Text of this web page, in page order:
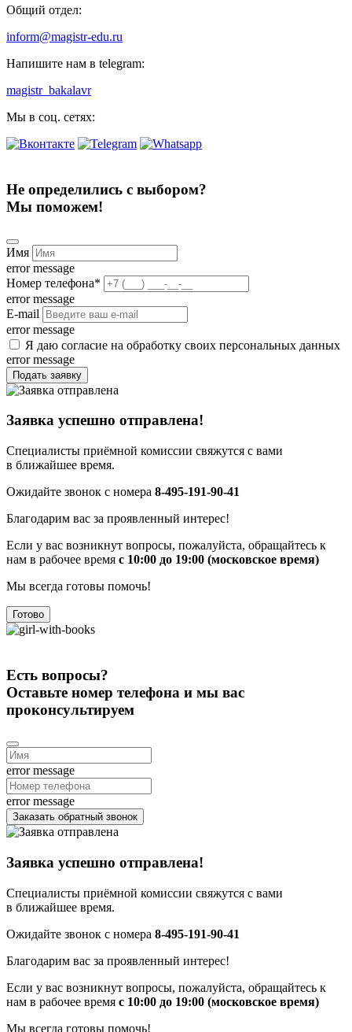
Общий отдел:
inform@magistr-edu.ru
Напишите нам в telegram:
magistr_bakalavr
Мы в соц. сетях:
Не определились с выбором?
Мы поможем!
Имя
error message
Номер телефона*
error message
E-mail
error message
Я даю согласие на обработку своих персональных данных
error message
Подать заявку
Заявка успешно отправлена!
Специалисты приёмной комиссии свяжутся с вами
в ближайшее время.
Ожидайте звонок с номера 8-495-191-90-41
Благодарим вас за проявленный интерес!
Если у вас возникнут вопросы, пожалуйста, обращайтесь к
нам в рабочее время с 10:00 до 19:00 (московское время)
Мы всегда готовы помочь!
Готово
Есть вопросы?
Оставьте номер телефона и мы вас
проконсультируем
error message
error message
Заказать обратный звонок
Заявка успешно отправлена!
Специалисты приёмной комиссии свяжутся с вами
в ближайшее время.
Ожидайте звонок с номера 8-495-191-90-41
Благодарим вас за проявленный интерес!
Если у вас возникнут вопросы, пожалуйста, обращайтесь к
нам в рабочее время с 10:00 до 19:00 (московское время)
Мы всегда готовы помочь!